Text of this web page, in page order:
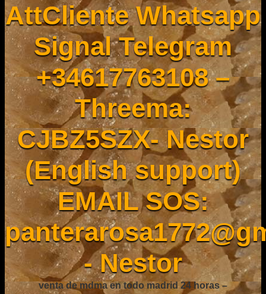
AttCliente Whatsapp
Signal Telegram
+34617763108 –
Threema:
CJBZ5SZX- Nestor
(English support)
EMAIL SOS:
- Nestor
venta de mdma en todo madrid 24 horas –